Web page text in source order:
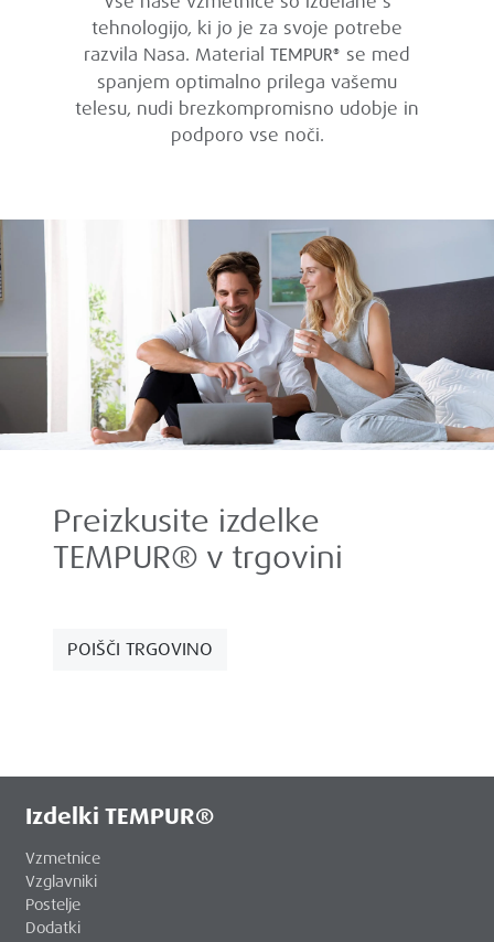
tehnologijo, ki jo je za svoje potrebe
razvila Nasa. Material TEMPUR® se med
spanjem optimalno prilega vašemu
telesu, nudi brezkompromisno udobje in
podporo vse noči.
Preizkusite izdelke
TEMPUR® v trgovini
POIŠČI TRGOVINO
Izdelki TEMPUR®
Vzmetnice
Vzglavniki
Postelje
Dodatki